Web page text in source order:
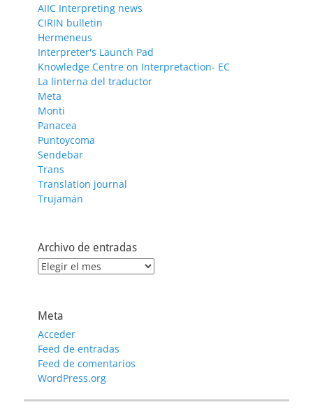
AIIC Interpreting news
CIRIN bulletin
Hermeneus
Interpreter's Launch Pad
Knowledge Centre on Interpretaction- EC
La linterna del traductor
Meta
Monti
Panacea
Puntoycoma
Sendebar
Trans
Translation journal
Trujamán
Archivo de entradas
Archivo
Meta
Acceder
Feed de entradas
Feed de comentarios
WordPress.org